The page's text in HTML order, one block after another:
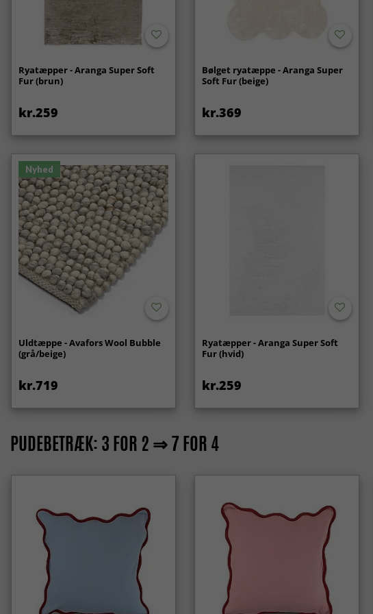
Ryatæpper - Aranga Super Soft
Fur (brun)
kr.259
Bølget ryatæppe - Aranga Super
Soft Fur (beige)
kr.369
Nyhed
Uldtæppe - Avafors Wool Bubble
(grå/beige)
kr.719
Ryatæpper - Aranga Super Soft
Fur (hvid)
kr.259
PUDEBETRÆK: 3 FOR 2 ⇒ 7 FOR 4